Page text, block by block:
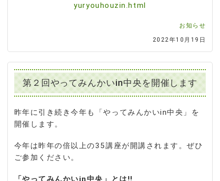
yuryouhouzin.html
お知らせ
2022年10月19日
第２回やってみんかいin中央を開催します
昨年に引き続き今年も「やってみんかいin中央」を
開催します。
今年は昨年の倍以上の35講座が開講されます。ぜひ
ご参加ください。
「やってみんかいin中央」とは!!